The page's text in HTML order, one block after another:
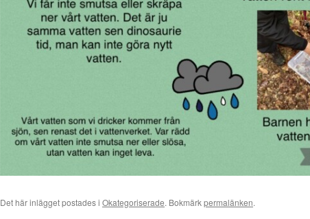
Det här inlägget postades i Okategoriserade. Bokmärkpermalänken.